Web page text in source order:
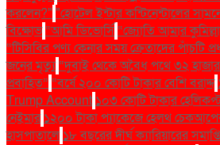
করলেন?" "হোটেল ইন্টার কন্টিনেন্টালের
বিক্ষোভ “আমি ডিভোর্সি “জ্যোতি আমার
“টিসিবির পণ্য কেনার সময় ক্রেতাদের পাঁচটি
জনের মৃত্যু “দুবাই থেকে অবৈধ পথে ৩২
প্রবাহিত” “বর্ষে ২০০ কোটি টাকার বেশি বরাদ্দ
Trump Account ১০৩ কোটি টাকার
নেইমার ১২০০ টাকা প্যাকেজে হেলথ
হাসপাতালে ১৮ বছরের দীর্ঘ ক্যারিয়ারের